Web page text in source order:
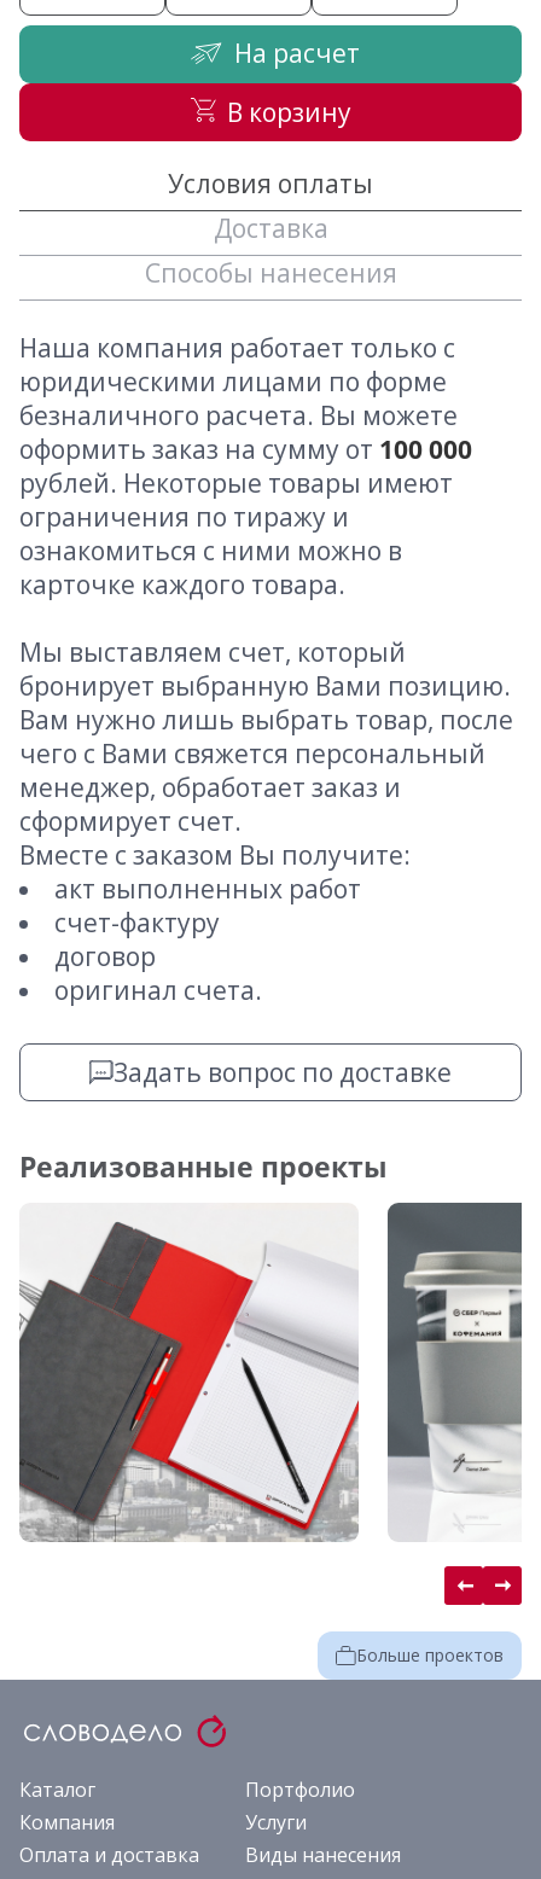
На расчет
В корзину
Условия оплаты
Доставка
Способы нанесения
Наша компания работает только с
юридическими лицами по форме
безналичного расчета. Вы можете
оформить заказ на сумму от 100 000
рублей. Некоторые товары имеют
ограничения по тиражу и
ознакомиться с ними можно в
карточке каждого товара.
Мы выставляем счет, который
бронирует выбранную Вами позицию.
Вам нужно лишь выбрать товар, после
чего с Вами свяжется персональный
менеджер, обработает заказ и
сформирует счет.
Вместе с заказом Вы получите:
акт выполненных работ
счет-фактуру
договор
оригинал счета.
Задать вопрос по доставке
Реализованные проекты
Больше проектов
Каталог
Портфолио
Компания
Услуги
Оплата и доставка
Виды нанесения